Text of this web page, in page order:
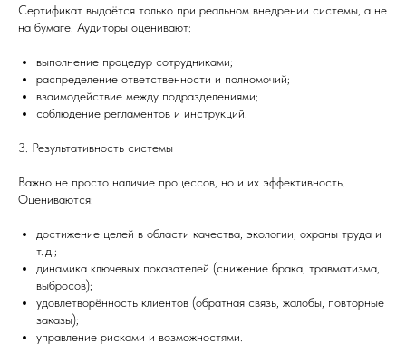
Сертификат выдаётся только при реальном внедрении системы, а не
на бумаге. Аудиторы оценивают:
выполнение процедур сотрудниками;
распределение ответственности и полномочий;
взаимодействие между подразделениями;
соблюдение регламентов и инструкций.
3. Результативность системы
Важно не просто наличие процессов, но и их эффективность.
Оцениваются:
достижение целей в области качества, экологии, охраны труда и
т. д.;
динамика ключевых показателей (снижение брака, травматизма,
выбросов);
удовлетворённость клиентов (обратная связь, жалобы, повторные
заказы);
управление рисками и возможностями.